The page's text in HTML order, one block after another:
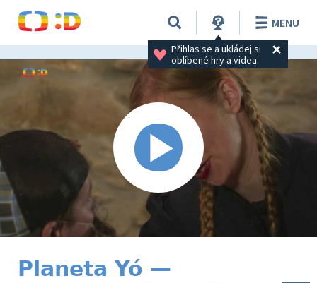
Přihlas se a ukládej si
oblíbené hry a videa.
MENU
Planeta Yó —